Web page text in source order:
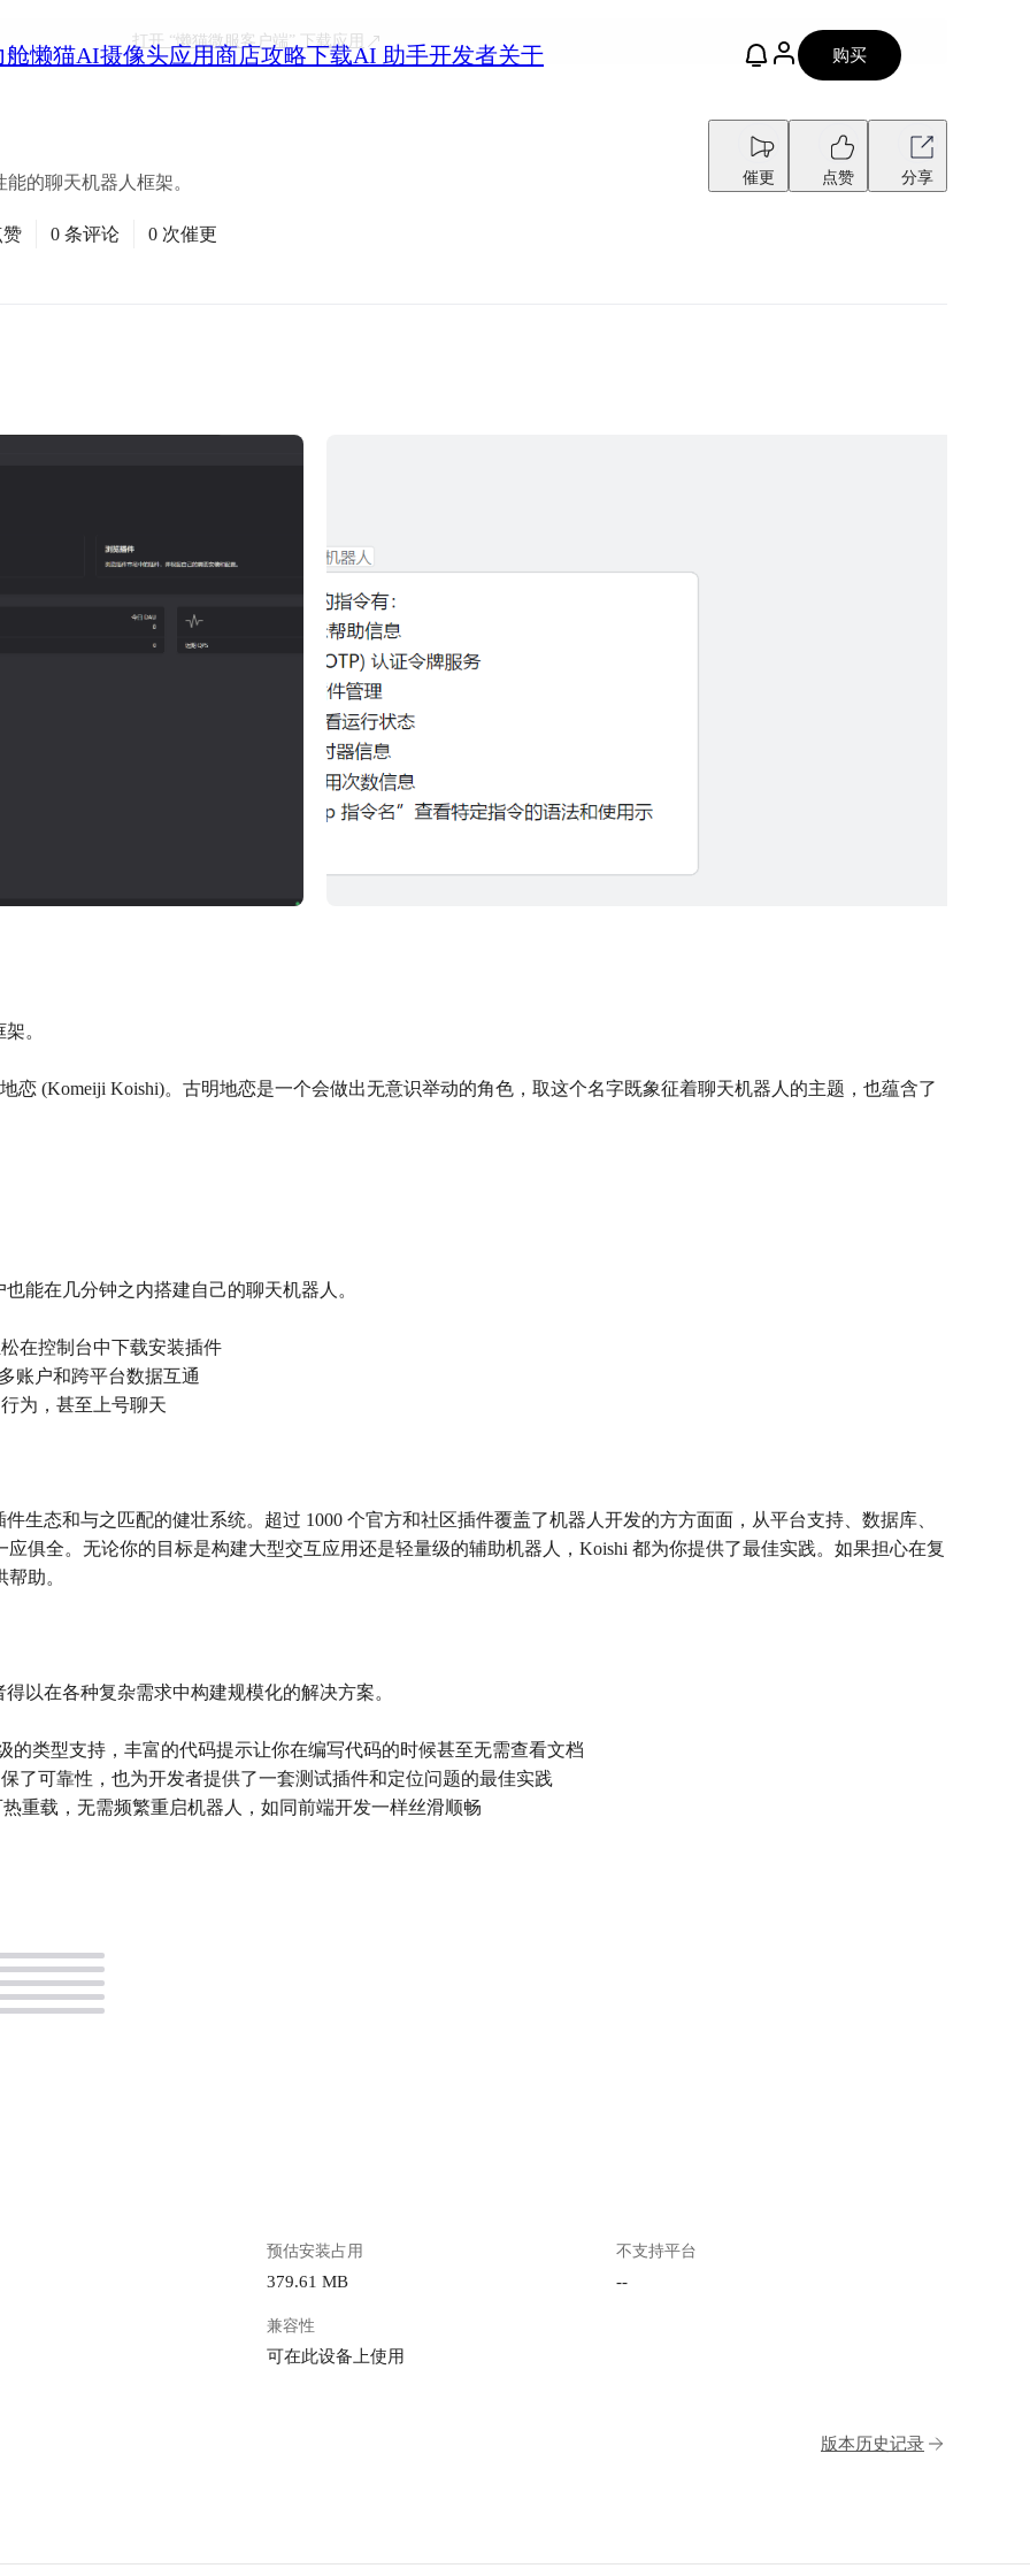
舱懒猫AI摄像头应用商店攻略下载AI 助手开发者关于 购买
打开 “懒猫微服客户端”下载应用
的聊天机器人框架。 催更 点赞 分享
赞 0 条评论 0 次催更
。
恋 (Komeiji Koishi)。古明地恋是一个会做出无意识举动的角色，取这个名字既象征着聊天机器人的主题，也蕴含了
能在几分钟之内搭建自己的聊天机器人。
在控制台中下载安装插件
账户和跨平台数据互通
为，甚至上号聊天
生态和与之匹配的健壮系统。超过 1000 个官方和社区插件覆盖了机器人开发的方方面面，从平台支持、数据库、
俱全。无论你的目标是构建大型交互应用还是轻量级的辅助机器人，Koishi 都为你提供了最佳实践。如果担心在复
助。
以在各种复杂需求中构建规模化的解决方案。
的类型支持，丰富的代码提示让你在编写代码的时候甚至无需查看文档
了可靠性，也为开发者提供了一套测试插件和定位问题的最佳实践
重载，无需频繁重启机器人，如同前端开发一样丝滑顺畅
预估安装占用
379.61 MB
不支持平台
--
兼容性
可在此设备上使用
版本历史记录